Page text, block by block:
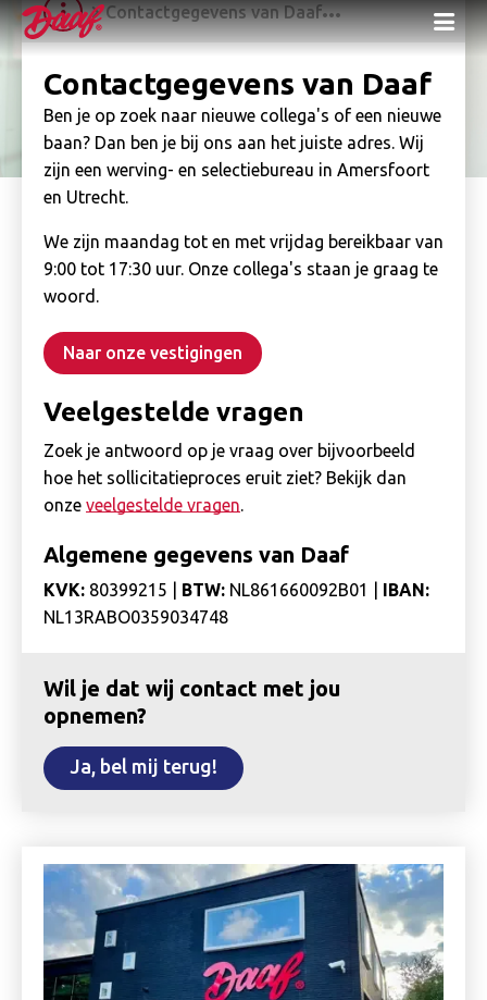
Contactgegevens van Daaf
Contactgegevens van Daaf
Ben je op zoek naar nieuwe collega's of een nieuwe
baan? Dan ben je bij ons aan het juiste adres. Wij
zijn een werving- en selectiebureau in Amersfoort
en Utrecht.
We zijn maandag tot en met vrijdag bereikbaar van
9:00 tot 17:30 uur. Onze collega's staan je graag te
woord.
Naar onze vestigingen
Veelgestelde vragen
Zoek je antwoord op je vraag over bijvoorbeeld
hoe het sollicitatieproces eruit ziet? Bekijk dan
onze veelgestelde vragen.
Algemene gegevens van Daaf
KVK: 80399215 | BTW: NL861660092B01 |
IBAN:
NL13RABO0359034748
Wil je dat wij contact met jou
opnemen?
Ja, bel mij terug!